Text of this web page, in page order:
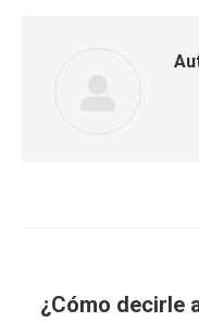
entre
¿Cómo decirle